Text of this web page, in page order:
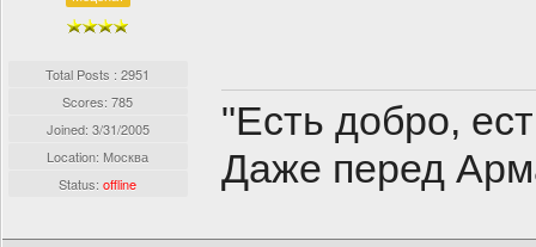
Total Posts : 2951
Scores: 785
Joined: 3/31/2005
Location: Москва
Status:offline
"Есть добро,
Даже перед